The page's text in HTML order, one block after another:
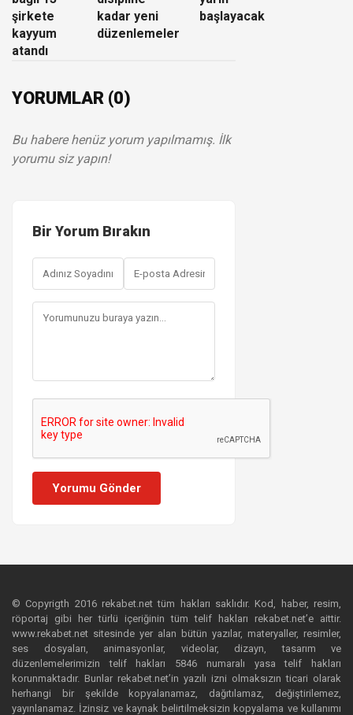
şirkete
kayyum
atandı
kadar yeni
düzenlemeler
başlayacak
YORUMLAR (0)
Bu habere henüz yorum yapılmamış. İlk
yorumu siz yapın!
Bir Yorum Bırakın
Yorumu Gönder
© Copyrigth 2016 rekabet.net tüm hakları saklıdır. Kod, haber, resim,
röportaj gibi her türlü içeriğinin tüm telif hakları rekabet.net’e aittir.
www.rekabet.net sitesinde yer alan bütün yazılar, materyaller, resimler,
ses dosyaları, animasyonlar, videolar, dizayn, tasarım ve
düzenlemelerimizin telif hakları 5846 numaralı yasa telif hakları
korunmaktadır. Bunlar rekabet.net’in yazılı izni olmaksızın ticari olarak
herhangi bir şekilde kopyalanamaz, dağıtılamaz, değiştirilemez,
yayınlanamaz. İzinsiz ve kaynak belirtilmeksizin kopyalama ve kullanımı